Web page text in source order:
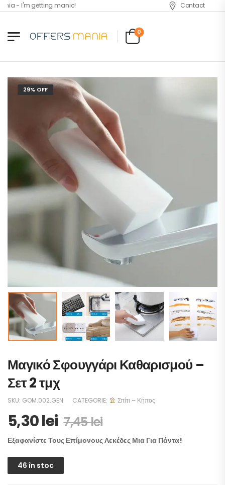
- I'm getting manic! Contact
0
29% OFF
Μαγικό Σφουγγάρι Καθαρισμού –
Σετ 2 τμχ
SKU: GOM.002.GEN CATEGORIE: Σπίτι – Κήπος
5,30lei 7,45lei
Εξαφανίστε Τους Επίμονους Λεκέδες Μια Για Πάντα!
46 în stoc